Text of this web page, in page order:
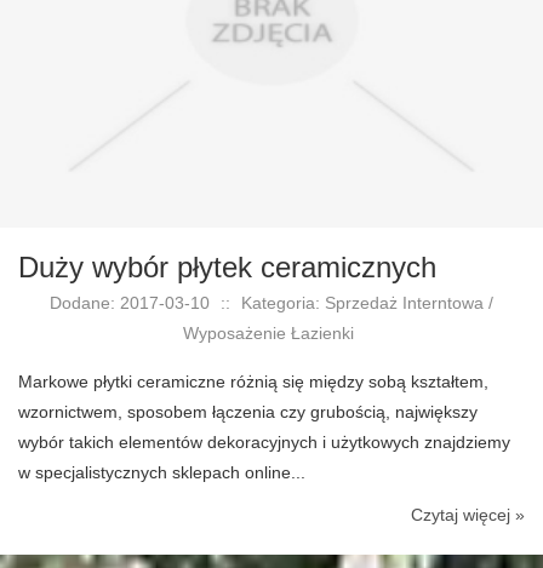
Duży wybór płytek ceramicznych
Dodane: 2017-03-10 ::
Kategoria: Sprzedaż Interntowa /
Wyposażenie Łazienki
Markowe płytki ceramiczne różnią się między sobą kształtem,
wzornictwem, sposobem łączenia czy grubością, największy
wybór takich elementów dekoracyjnych i użytkowych znajdziemy
w specjalistycznych sklepach online...
Czytaj więcej »